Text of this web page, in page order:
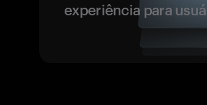
experiência para